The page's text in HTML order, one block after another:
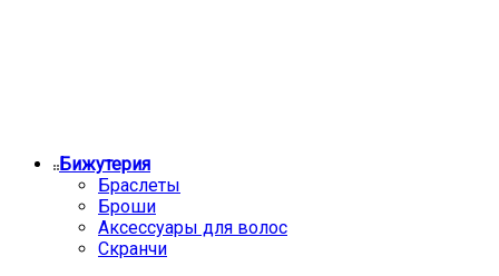
Бижутерия
Браслеты
Броши
Аксессуары для волос
Скранчи